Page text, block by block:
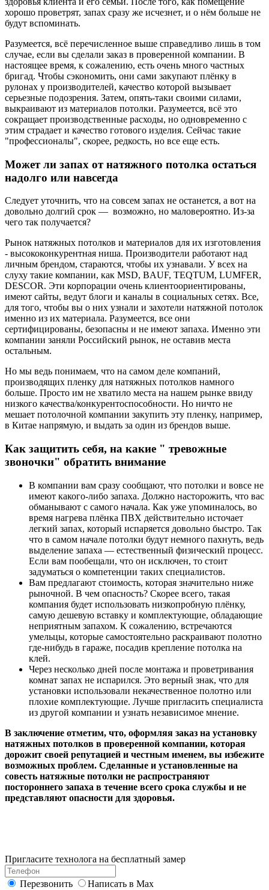
хорошо проветрят, запах сразу же исчезнет, и о нём больше не
будут вспоминать.
Разумеется, всё перечисленное выше справедливо лишь в том
случае, если вы сделали заказ в проверенной компании. В
настоящее время, к сожалению, есть очень много частных
бригад. Чтобы сэкономить, они сами закупают плёнку в
рулонах у производителей, качество которой вызывает
серьезные подозрения. Затем, опять-таки своими силами,
выкраивают из материалов потолки. Разумеется, всё это
сокращает производственные расходы, но одновременно с
этим страдает и качество готового изделия. Сейчас такие
"профессионалы", скорее, редкость, но все еще есть.
Может ли запах от натяжного потолка остаться
надолго или навсегда
Следует уточнить, что на совсем запах не останется, а вот на
довольно долгий срок — возможно, но маловероятно. Из-за
чего так получается?
Рынок натяжных потолков и материалов для их изготовления
- высококонкурентная ниша. Производители работают над
личным брендом, стараются, чтобы их узнавали. У всех на
слуху такие компании, как MSD, BAUF, TEQTUM, LUMFER,
DESCOR. Эти корпорации очень клиентоориентированы,
имеют сайты, ведут блоги и каналы в социальных сетях. Все,
для того, чтобы вы о них узнали и захотели натяжной потолок
именно из их материала. Разумеется, все они
сертифицированы, безопасны и не имеют запаха. Именно эти
компании заняли Российский рынок, не оставив места
остальным.
Но мы ведь понимаем, что на самом деле компаний,
производящих пленку для натяжных потолков намного
больше. Просто им не хватило места на нашем рынке ввиду
низкого качества/конкурентоспособности. Но ничто не
мешает потолочной компании закупить эту пленку, например,
в Китае напрямую, и выдать за один из брендов выше.
Как защитить себя, на какие " тревожные
звоночки" обратить внимание
В компании вам сразу сообщают, что потолки и вовсе не
имеют какого-либо запаха. Должно насторожить, что вас
обманывают с самого начала. Как уже упоминалось, во
время нагрева плёнка ПВХ действительно источает
легкий запах, который испаряется довольно быстро. Так
что в самом начале потолки будут немного пахнуть, ведь
выделение запаха — естественный физический процесс.
Если вам пообещали, что он исключен, то стоит
задуматься о компетенции таких специалистов.
Вам предлагают стоимость, которая значительно ниже
рыночной. В чем опасность? Скорее всего, такая
компания будет использовать низкопробную плёнку,
самую дешевую вставку и комплектующие, обладающие
неприятным запахом. К сожалению, встречаются
умельцы, которые самостоятельно раскраивают полотно
где-нибудь в гараже, посадив крепление потолка на
клей.
Через несколько дней после монтажа и проветривания
комнат запах не испарился. Это верный знак, что для
установки использовали некачественное полотно или
плохие комплектующие. Лучше пригласить специалиста
из другой компании и узнать независимое мнение.
В заключение отметим, что, оформляя заказ на установку
натяжных потолков в проверенной компании, которая
дорожит своей репутацией и честным именем, вы избежите
возможных проблем. Сделанные и установленные на
совесть натяжные потолки не распространяют
постороннего запаха в течение всего срока службы и не
представляют опасности для здоровья.
Пригласите технолога на бесплатный замер
Перезвонить Написать в Max